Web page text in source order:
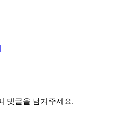
댓글을 남겨주세요.